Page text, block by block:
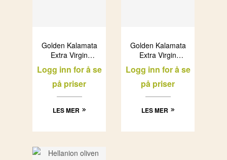
Golden Kalamata
Extra Virgin
Olivenolje (12x1L)
Logg inn for å se
på priser
LES MER
Golden Kalamata
Extra Virgin
Olivenolje
(12x750ml)
Logg inn for å se
på priser
LES MER